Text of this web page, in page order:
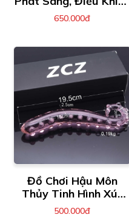
Từ Xa
650.000đ
Đồ Chơi Hậu Môn
Thủy Tinh Hình Xúc
Tu
500.000đ